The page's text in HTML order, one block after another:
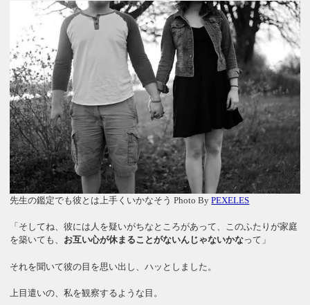
先生の鑑定でも彼とは上手くいかなそう Photo ByPEXELES
「そしてね、彼には人を疑いがちなところがあって、このふたりが家庭
を築いても、 お互い心が休まることがないんじゃないかなって」
それを聞いて彼の目を思い出し、ハッとしました。
上目遣いの、私を観察するような目。